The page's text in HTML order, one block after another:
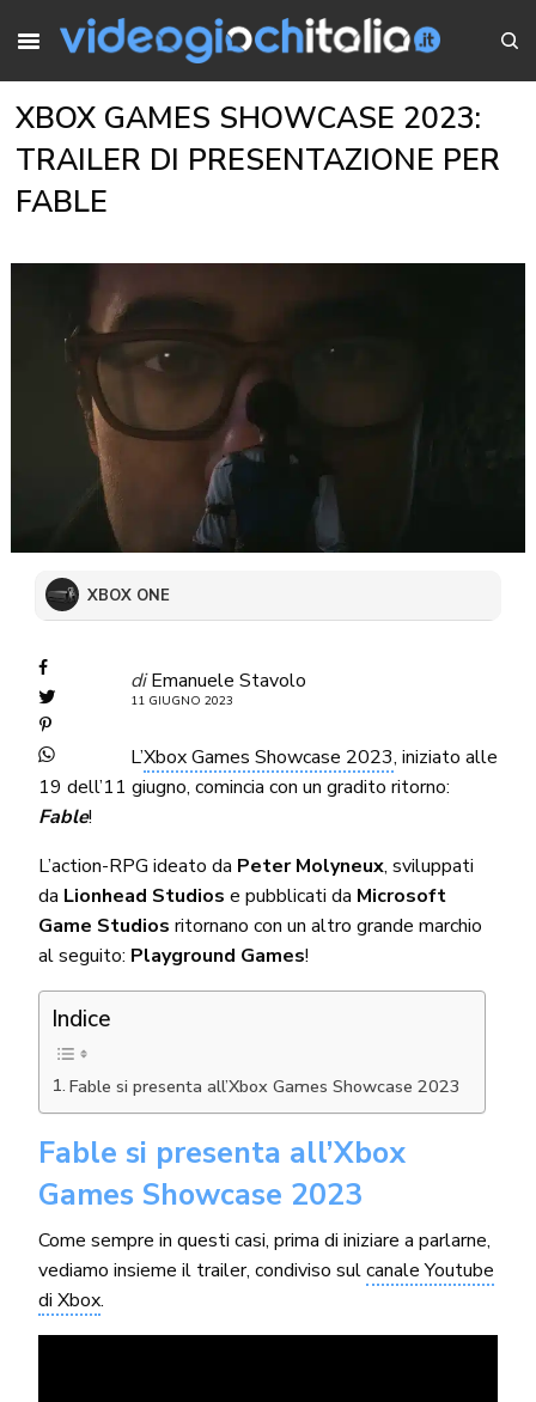
XBOX GAMES SHOWCASE 2023:
TRAILER DI PRESENTAZIONE PER
FABLE
XBOX ONE
di Emanuele Stavolo
11 GIUGNO 2023
L’Xbox Games Showcase 2023, iniziato alle
19 dell’11 giugno, comincia con un gradito ritorno:
Fable!
L’action-RPG ideato da Peter Molyneux, sviluppati
da Lionhead Studios e pubblicati da Microsoft
Game Studios ritornano con un altro grande marchio
al seguito: Playground Games!
Indice
Fable si presenta all’Xbox Games Showcase 2023
Fable si presenta all’Xbox
Games Showcase 2023
Come sempre in questi casi, prima di iniziare a parlarne,
vediamo insieme il trailer, condiviso sulcanale Youtube
di Xbox.